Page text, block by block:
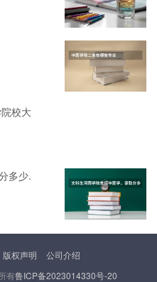
校大
多少.
版权声明
公司介绍
有鲁ICP备2023014330号-20